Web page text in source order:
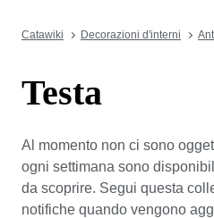
Catawiki Decorazioni d'interni
Testa
Al momento non ci sono
ogni settimana sono
da scoprire. Segui questa
notifiche quando vengono